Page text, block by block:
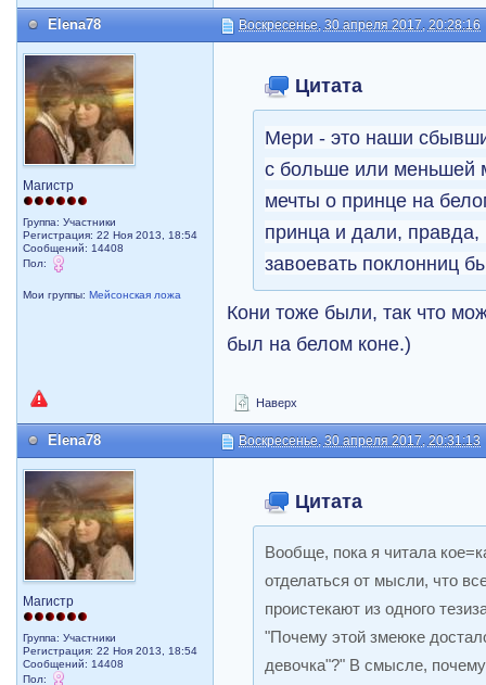
Elena78 Воскресенье, 30 апреля 2017, 20:28:16
Магистр
Группа: Участники
Регистрация: 22 Ноя 2013, 18:54
Сообщений: 14408
Пол:
Мои группы:Мейсонская ложа
Цитата
Мери - это наши
с больше или меньшей
мечты о принце на
принца и дали, правда,
завоевать поклонниц
Кони тоже были, так что
был на белом коне.)
Наверх
Elena78 Воскресенье, 30 апреля 2017, 20:31:13
Магистр
Группа: Участники
Регистрация: 22 Ноя 2013, 18:54
Сообщений: 14408
Пол:
Цитата
Вообще, пока я читала
отделаться от мысли, что
проистекают из одного
"Почему этой змеюке
девочка"?" В смысле,